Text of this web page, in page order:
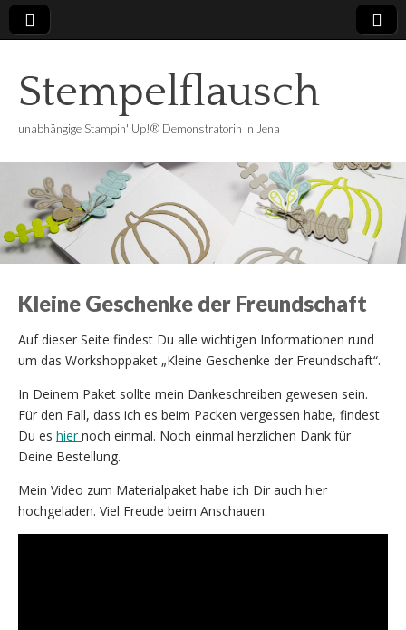
Stempelflausch
unabhängige Stampin' Up!® Demonstratorin in Jena
Kleine Geschenke der Freundschaft
Auf dieser Seite findest Du alle wichtigen Informationen rund
um das Workshoppaket „Kleine Geschenke der Freundschaft“.
In Deinem Paket sollte mein Dankeschreiben gewesen sein.
Für den Fall, dass ich es beim Packen vergessen habe, findest
Du es hiernoch einmal. Noch einmal herzlichen Dank für
Deine Bestellung.
Mein Video zum Materialpaket habe ich Dir auch hier
hochgeladen. Viel Freude beim Anschauen.